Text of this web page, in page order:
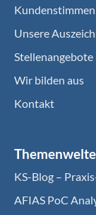
Unsere
Stellenangebote
Wir bilden aus
Kontakt
KS-Blog –
AFIAS PoC